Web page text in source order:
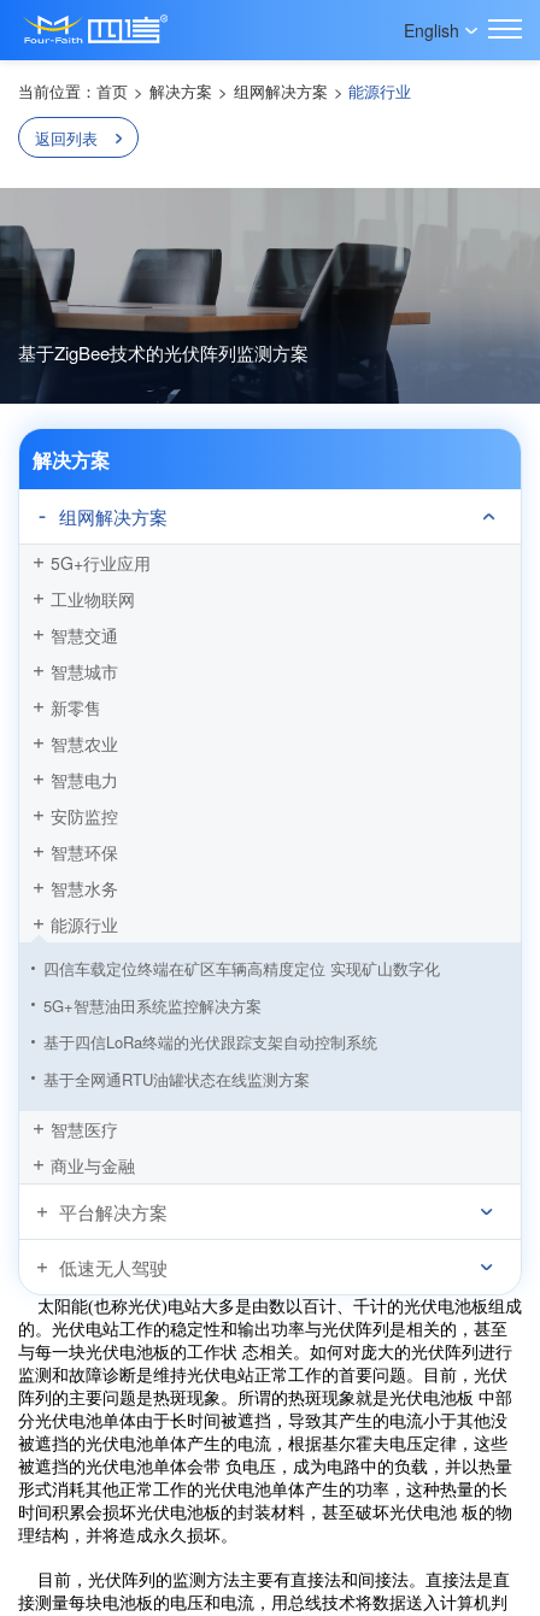
English
当前位置： 首页 > 解决方案 > 组网解决方案 > 能源行业
返回列表
基于ZigBee技术的光伏阵列监测方案
解决方案
组网解决方案
5G+行业应用
工业物联网
智慧交通
智慧城市
新零售
智慧农业
智慧电力
安防监控
智慧环保
智慧水务
能源行业
四信车载定位终端在矿区车辆高精度定位 实现矿山数字化
5G+智慧油田系统监控解决方案
基于四信LoRa终端的光伏跟踪支架自动控制系统
基于全网通RTU油罐状态在线监测方案
基于LoRa技术的光伏跟踪支架自动控制系统
四信DTU基于气象站无线监测系统应用
物联网水力平衡及防盗暖监测系统解决方案
“没有污染的GDP”，四信与达康书记一起守护！
四信IP MODEM基于PM2.5在线监测系统
智慧医疗
商业与金融
平台解决方案
低速无人驾驶
太阳能(也称光伏)电站大多是由数以百计、千计的光伏电池板组成
的。光伏电站工作的稳定性和输出功率与光伏阵列是相关的，甚至
与每一块光伏电池板的工作状 态相关。如何对庞大的光伏阵列进行
监测和故障诊断是维持光伏电站正常工作的首要问题。目前，光伏
阵列的主要问题是热斑现象。所谓的热斑现象就是光伏电池板 中部
分光伏电池单体由于长时间被遮挡，导致其产生的电流小于其他没
被遮挡的光伏电池单体产生的电流，根据基尔霍夫电压定律，这些
被遮挡的光伏电池单体会带 负电压，成为电路中的负载，并以热量
形式消耗其他正常工作的光伏电池单体产生的功率，这种热量的长
时间积累会损坏光伏电池板的封装材料，甚至破坏光伏电池 板的物
理结构，并将造成永久损坏。
目前，光伏阵列的监测方法主要有直接法和间接法。直接法是直
接测量每块电池板的电压和电流，用总线技术将数据送入计算机判